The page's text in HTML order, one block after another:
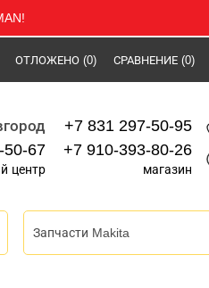
ОТЛОЖЕНО (0) СРАВНЕНИЕ (0)
50-67
центр
+7 831 297-50-95
+7 910-393-80-26
магазин
Запчасти Makita